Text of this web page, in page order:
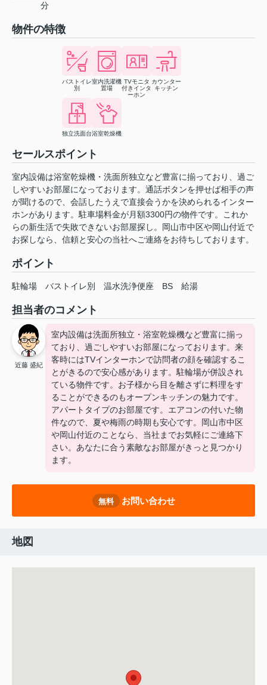
分
物件の特徴
バストイレ
別
室内洗濯機
置場
TVモニタ
付きインタ
ーホン
カウンター
キッチン
独立洗面台浴室乾燥機
セールスポイント
室内設備は浴室乾燥機・洗面所独立など豊富に揃っており、過ご
しやすいお部屋になっております。通話ボタンを押せば相手の声
が聞けるので、会話したうえで直接会うかを決められるインター
ホンがあります。駐車場料金が月額3300円の物件です。これか
らの新生活で失敗できないお部屋探し。岡山市中区や岡山付近で
お探しなら、信頼と安心の当社へご連絡をお待ちしております。
ポイント
駐輪場 バストイレ別 温水洗浄便座 BS 給湯
担当者のコメント
近藤 盛紀
室内設備は洗面所独立・浴室乾燥機など豊富に揃っ
ており、過ごしやすいお部屋になっております。来
客時にはTVインターホンで訪問者の顔を確認するこ
とがきるので安心感があります。駐輪場が併設され
ている物件です。お子様から目を離さずに料理をす
ることができるのもオープンキッチンの魅力です。
アパートタイプのお部屋です。エアコンの付いた物
件なので、夏や梅雨の時期も安心です。岡山市中区
や岡山付近のことなら、当社までお気軽にご連絡下
さい。あなたに合う素敵なお部屋がきっと見つかり
ます。
無料 お問い合わせ
地図